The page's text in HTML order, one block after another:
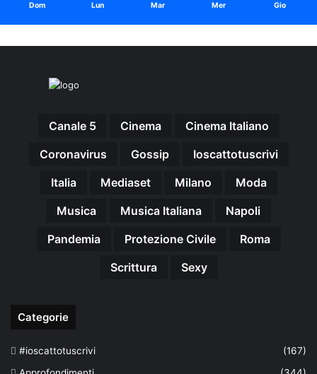
Dom Lun Mar Mer Gio
Canale 5 Cinema
Cinema Italiano
Coronavirus
Gossip
Ioscattotuscrivi
Italia
Mediaset Milano
Moda
Musica
Musica Italiana
Napoli
Pandemia
Protezione Civile
Roma
Scrittura
Sexy
Categorie
#ioscattotuscrivi
(167)